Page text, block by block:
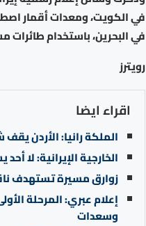
في الكويت، ومعدات أقمار
في البحرين، باستخدام طائرات
رويترز
اقراء ايضا
الملكة رانيا: الأردن
الخارجية الإيرانية: لا
زوارق مسيرة تستهدف
إعلام عبري: المرحلة
وسعدات